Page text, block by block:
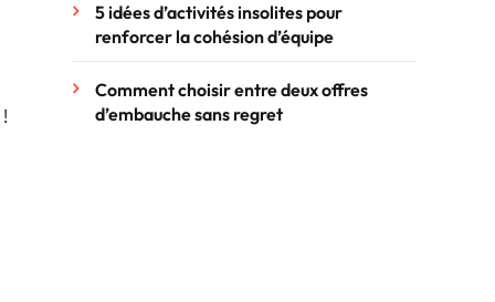
5 idées d’activités insolites pour
renforcer la cohésion d’équipe
Comment choisir entre deux offres
d’embauche sans regret